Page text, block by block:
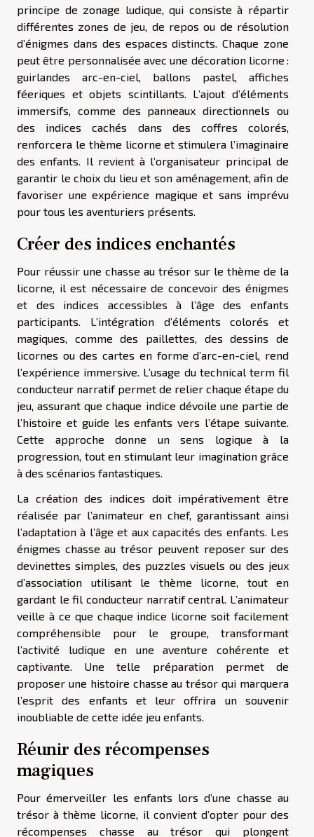
principe de zonage ludique, qui consiste à répartir
différentes zones de jeu, de repos ou de résolution
d’énigmes dans des espaces distincts. Chaque zone
peut être personnalisée avec une décoration licorne :
guirlandes arc-en-ciel, ballons pastel, affiches
féeriques et objets scintillants. L’ajout d’éléments
immersifs, comme des panneaux directionnels ou
des indices cachés dans des coffres colorés,
renforcera le thème licorne et stimulera l’imaginaire
des enfants. Il revient à l’organisateur principal de
garantir le choix du lieu et son aménagement, afin de
favoriser une expérience magique et sans imprévu
pour tous les aventuriers présents.
Créer des indices enchantés
Pour réussir une chasse au trésor sur le thème de la
licorne, il est nécessaire de concevoir des énigmes
et des indices accessibles à l’âge des enfants
participants. L’intégration d’éléments colorés et
magiques, comme des paillettes, des dessins de
licornes ou des cartes en forme d’arc-en-ciel, rend
l’expérience immersive. L’usage du technical term fil
conducteur narratif permet de relier chaque étape du
jeu, assurant que chaque indice dévoile une partie de
l’histoire et guide les enfants vers l’étape suivante.
Cette approche donne un sens logique à la
progression, tout en stimulant leur imagination grâce
à des scénarios fantastiques.
La création des indices doit impérativement être
réalisée par l’animateur en chef, garantissant ainsi
l’adaptation à l’âge et aux capacités des enfants. Les
énigmes chasse au trésor peuvent reposer sur des
devinettes simples, des puzzles visuels ou des jeux
d’association utilisant le thème licorne, tout en
gardant le fil conducteur narratif central. L’animateur
veille à ce que chaque indice licorne soit facilement
compréhensible pour le groupe, transformant
l’activité ludique en une aventure cohérente et
captivante. Une telle préparation permet de
proposer une histoire chasse au trésor qui marquera
l’esprit des enfants et leur offrira un souvenir
inoubliable de cette idée jeu enfants.
Réunir des récompenses
magiques
Pour émerveiller les enfants lors d’une chasse au
trésor à thème licorne, il convient d’opter pour des
récompenses chasse au trésor qui plongent